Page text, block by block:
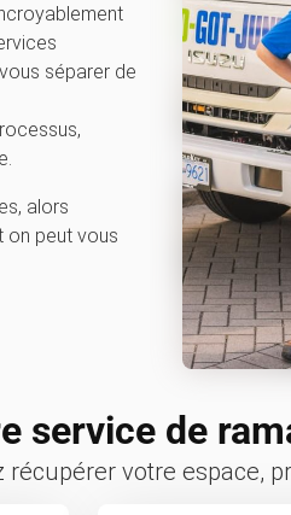
séparer de
alors
on peut vous
service de
votre espace,